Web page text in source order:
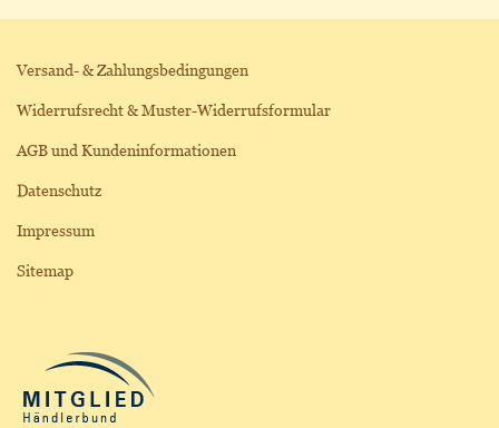
Versand- & Zahlungsbedingungen
Widerrufsrecht & Muster-Widerrufsformular
AGB und Kundeninformationen
Datenschutz
Impressum
Sitemap